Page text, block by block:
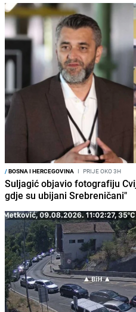
/BOSNA I HERCEGOVINA I PRIJE OKO 3H
Suljagić objavio fotografiju
gdje su ubijani Srebreničani"